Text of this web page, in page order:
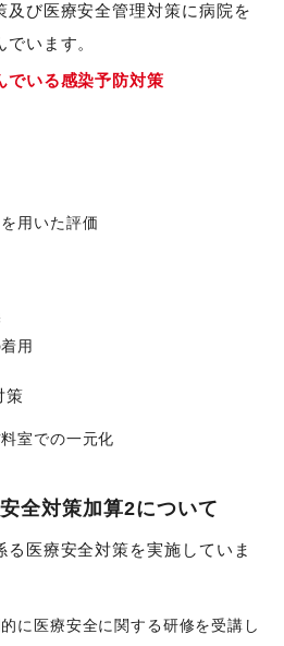
及び医療安全管理対策に病院を
います。
でいる感染予防対策
用いた評価
用
策
室での一元化
全対策加算2について
る医療安全対策を実施していま
に医療安全に関する研修を受講し